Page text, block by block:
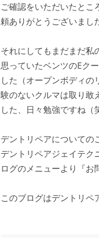
ご確認をいただいたとこ
頼ありがとうございまし
それにしてもまだまだ私
思っていたベンツのEク
した（オープンボディ
験のないクルマは取り敢
した、日々勉強ですね（
デントリペアについての
デントリペアジェイテク
ログのメニューより『お
このブログはデントリペ